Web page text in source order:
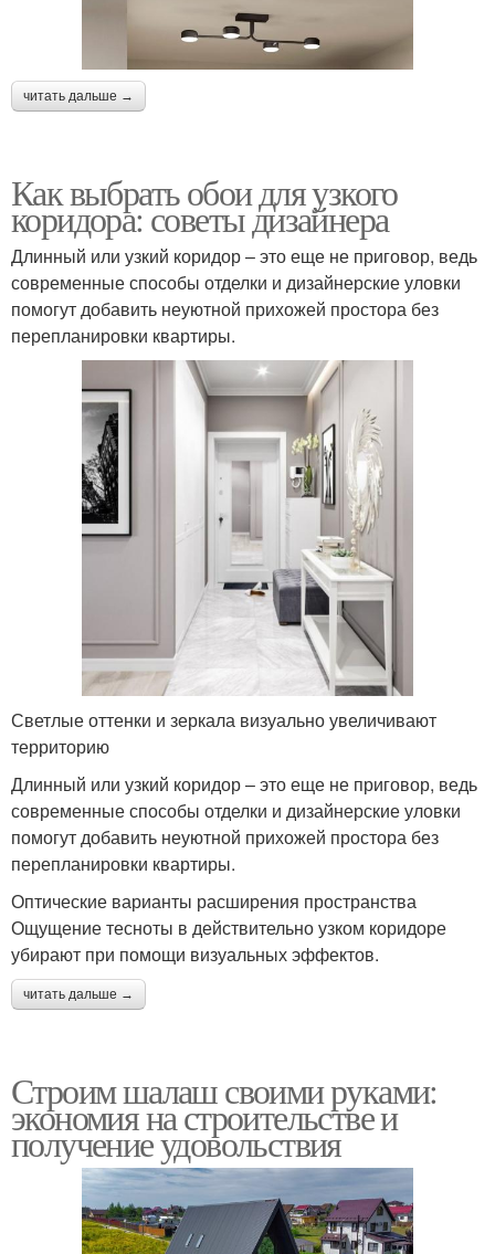
читать дальше →
Как выбрать обои для узкого
коридора: советы дизайнера
Длинный или узкий коридор – это еще не приговор, ведь
современные способы отделки и дизайнерские уловки
помогут добавить неуютной прихожей простора без
перепланировки квартиры.
Светлые оттенки и зеркала визуально увеличивают
территорию
Длинный или узкий коридор – это еще не приговор, ведь
современные способы отделки и дизайнерские уловки
помогут добавить неуютной прихожей простора без
перепланировки квартиры.
Оптические варианты расширения пространства
Ощущение тесноты в действительно узком коридоре
убирают при помощи визуальных эффектов.
читать дальше →
Строим шалаш своими руками:
экономия на строительстве и
получение удовольствия